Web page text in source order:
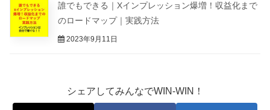
誰でもできる｜Xインプレッション爆増！収益化まで
のロードマップ｜実践方法
2023年9月11日
シェアしてみんなでWIN-WIN！